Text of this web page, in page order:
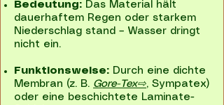
Bedeutung: Das Material hält
dauerhaftem Regen oder starkem
Niederschlag stand – Wasser dringt
nicht ein.
Funktionsweise: Durch eine dichte
Membran (z. B. Gore-Tex⇨, Sympatex)
oder eine beschichtete Laminate-